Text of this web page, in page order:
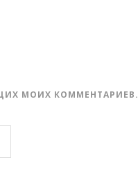
МОИХ КОММЕНТАРИЕВ.